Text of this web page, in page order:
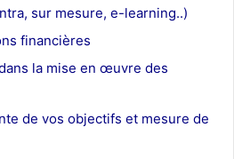
sur mesure, e-learning..)
financières
la mise en œuvre des
de vos objectifs et mesure de